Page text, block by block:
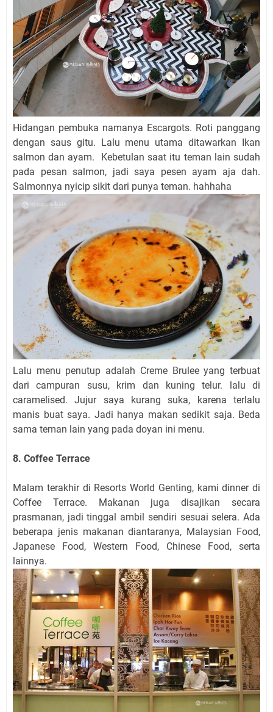
Hidangan pembuka namanya Escargots. Roti panggang
dengan saus gitu. Lalu menu utama ditawarkan Ikan
salmon dan ayam. Kebetulan saat itu teman lain sudah
pada pesan salmon, jadi saya pesen ayam aja dah.
Salmonnya nyicip sikit dari punya teman. hahhaha
Lalu menu penutup adalah Creme Brulee yang terbuat
dari campuran susu, krim dan kuning telur. lalu di
caramelised. Jujur saya kurang suka, karena terlalu
manis buat saya. Jadi hanya makan sedikit saja. Beda
sama teman lain yang pada doyan ini menu.
8. Coffee Terrace
Malam terakhir di Resorts World Genting, kami dinner di
Coffee Terrace. Makanan juga disajikan secara
prasmanan, jadi tinggal ambil sendiri sesuai selera. Ada
beberapa jenis makanan diantaranya, Malaysian Food,
Japanese Food, Western Food, Chinese Food, serta
lainnya.